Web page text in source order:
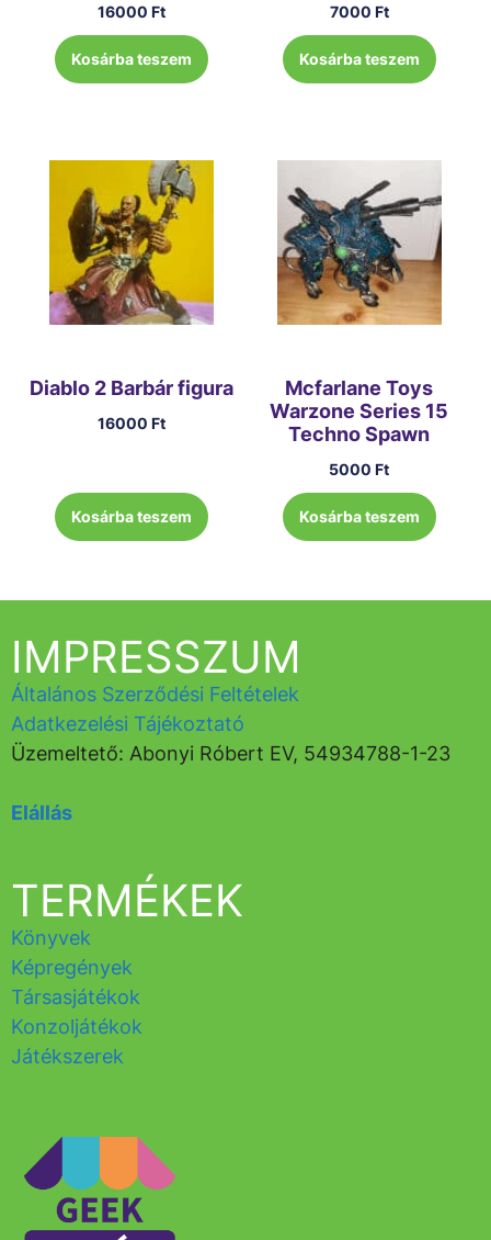
16000Ft
Kosárba teszem
7000 Ft
Kosárba teszem
Diablo 2 Barbár figura
16000Ft
Kosárba teszem
Mcfarlane Toys
Warzone Series 15
Techno Spawn
5000Ft
Kosárba teszem
TERMÉKEK
Könyvek
Képregények
Társasjátékok
Konzoljátékok
Játékszerek
IMPRESSZUM
Általános Szerződési Feltételek
Adatkezelési Tájékoztató
Üzemeltető: Abonyi Róbert EV, 54934788-1-23
Elállás